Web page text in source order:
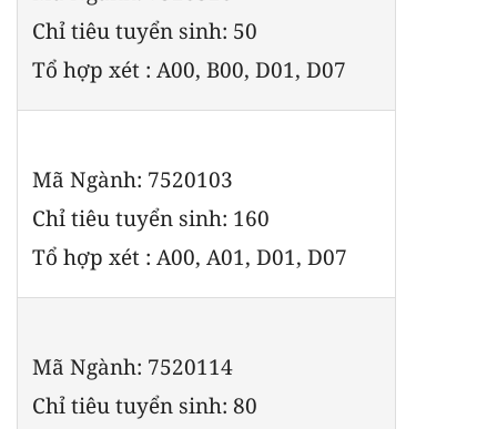
Chỉ tiêu tuyển sinh: 50
Tổ hợp xét : A00, B00, D01, D07
Mã Ngành: 7520103
Chỉ tiêu tuyển sinh: 160
Tổ hợp xét : A00, A01, D01, D07
Mã Ngành: 7520114
Chỉ tiêu tuyển sinh: 80